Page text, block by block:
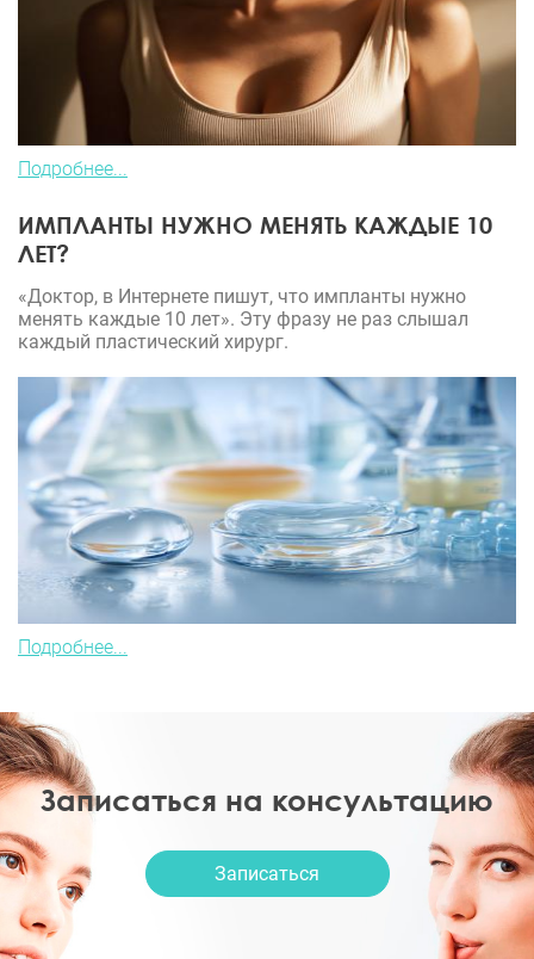
Подробнее...
ИМПЛАНТЫ НУЖНО МЕНЯТЬ КАЖДЫЕ 10
ЛЕТ?
«Доктор, в Интернете пишут, что импланты нужно
менять каждые 10 лет». Эту фразу не раз слышал
каждый пластический хирург.
Подробнее...
Записаться на консультацию
Записаться